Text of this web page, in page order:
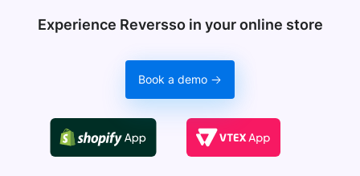
Experience Reversso in your online store
Book a demo